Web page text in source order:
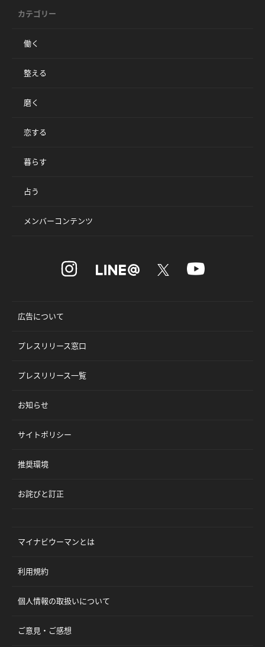
カテゴリー
働く
整える
磨く
恋する
暮らす
占う
メンバーコンテンツ
広告について
プレスリリース窓口
プレスリリース一覧
お知らせ
サイトポリシー
推奨環境
お詫びと訂正
マイナビウーマンとは
利用規約
個人情報の取扱いについて
ご意見・ご感想